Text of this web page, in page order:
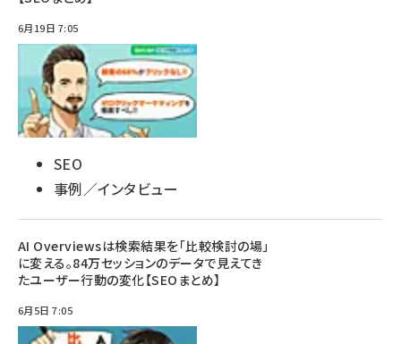
6月19日 7:05
SEO
事例／インタビュー
AI Overviewsは検索結果を「比較検討の場」
に変える。84万セッションのデータで見えてき
たユーザー行動の変化【SEOまとめ】
6月5日 7:05